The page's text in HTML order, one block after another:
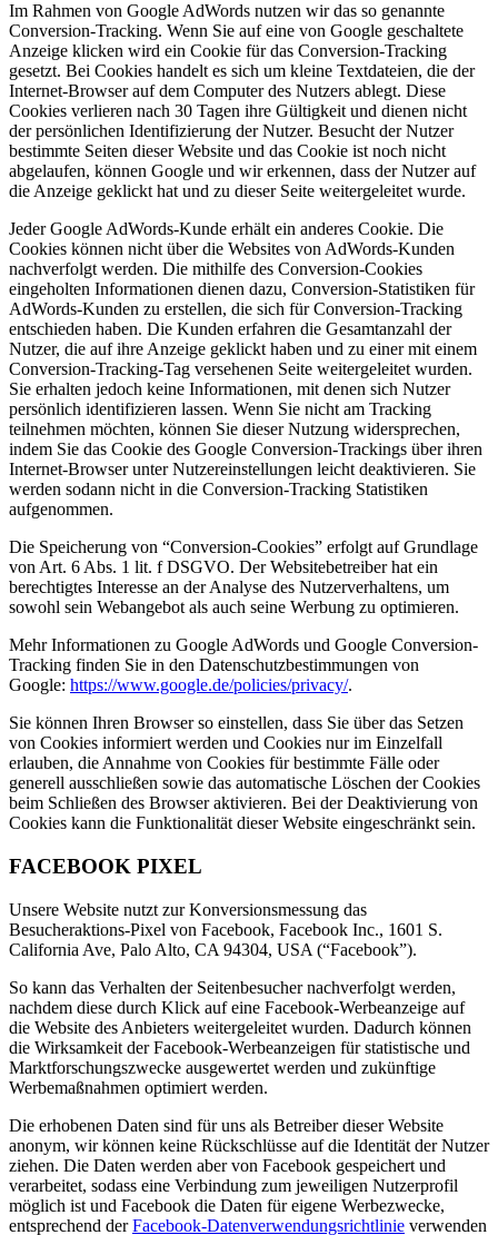
Im Rahmen von Google AdWords nutzen wir das so genannte
Conversion-Tracking. Wenn Sie auf eine von Google geschaltete
Anzeige klicken wird ein Cookie für das Conversion-Tracking
gesetzt. Bei Cookies handelt es sich um kleine Textdateien, die der
Internet-Browser auf dem Computer des Nutzers ablegt. Diese
Cookies verlieren nach 30 Tagen ihre Gültigkeit und dienen nicht
der persönlichen Identifizierung der Nutzer. Besucht der Nutzer
bestimmte Seiten dieser Website und das Cookie ist noch nicht
abgelaufen, können Google und wir erkennen, dass der Nutzer auf
die Anzeige geklickt hat und zu dieser Seite weitergeleitet wurde.
Jeder Google AdWords-Kunde erhält ein anderes Cookie. Die
Cookies können nicht über die Websites von AdWords-Kunden
nachverfolgt werden. Die mithilfe des Conversion-Cookies
eingeholten Informationen dienen dazu, Conversion-Statistiken für
AdWords-Kunden zu erstellen, die sich für Conversion-Tracking
entschieden haben. Die Kunden erfahren die Gesamtanzahl der
Nutzer, die auf ihre Anzeige geklickt haben und zu einer mit einem
Conversion-Tracking-Tag versehenen Seite weitergeleitet wurden.
Sie erhalten jedoch keine Informationen, mit denen sich Nutzer
persönlich identifizieren lassen. Wenn Sie nicht am Tracking
teilnehmen möchten, können Sie dieser Nutzung widersprechen,
indem Sie das Cookie des Google Conversion-Trackings über ihren
Internet-Browser unter Nutzereinstellungen leicht deaktivieren. Sie
werden sodann nicht in die Conversion-Tracking Statistiken
aufgenommen.
Die Speicherung von “Conversion-Cookies” erfolgt auf Grundlage
von Art. 6 Abs. 1 lit. f DSGVO. Der Websitebetreiber hat ein
berechtigtes Interesse an der Analyse des Nutzerverhaltens, um
sowohl sein Webangebot als auch seine Werbung zu optimieren.
Mehr Informationen zu Google AdWords und Google Conversion-
Tracking finden Sie in den Datenschutzbestimmungen von
Google: https://www.google.de/policies/privacy/.
Sie können Ihren Browser so einstellen, dass Sie über das Setzen
von Cookies informiert werden und Cookies nur im Einzelfall
erlauben, die Annahme von Cookies für bestimmte Fälle oder
generell ausschließen sowie das automatische Löschen der Cookies
beim Schließen des Browser aktivieren. Bei der Deaktivierung von
Cookies kann die Funktionalität dieser Website eingeschränkt sein.
FACEBOOK PIXEL
Unsere Website nutzt zur Konversionsmessung das
Besucheraktions-Pixel von Facebook, Facebook Inc., 1601 S.
California Ave, Palo Alto, CA 94304, USA (“Facebook”).
So kann das Verhalten der Seitenbesucher nachverfolgt werden,
nachdem diese durch Klick auf eine Facebook-Werbeanzeige auf
die Website des Anbieters weitergeleitet wurden. Dadurch können
die Wirksamkeit der Facebook-Werbeanzeigen für statistische und
Marktforschungszwecke ausgewertet werden und zukünftige
Werbemaßnahmen optimiert werden.
Die erhobenen Daten sind für uns als Betreiber dieser Website
anonym, wir können keine Rückschlüsse auf die Identität der Nutzer
ziehen. Die Daten werden aber von Facebook gespeichert und
verarbeitet, sodass eine Verbindung zum jeweiligen Nutzerprofil
möglich ist und Facebook die Daten für eigene Werbezwecke,
entsprechend derFacebook-Datenverwendungsrichtlinie verwenden